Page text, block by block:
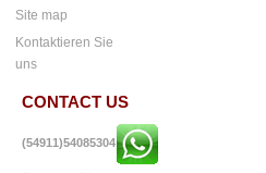
Site map
Kontaktieren Sie
uns
CONTACT US
(54911)54085304